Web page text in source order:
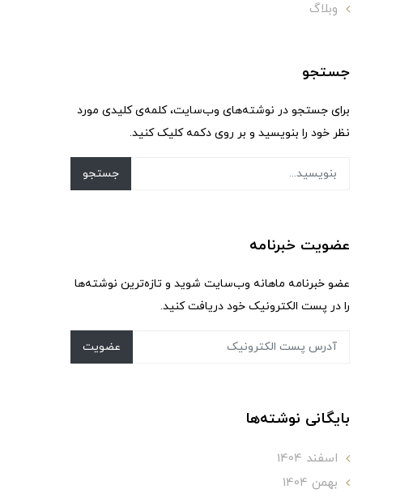
وبلاگ
جستجو
برای جستجو در نوشته‌های وب‌سایت، کلمه‌ی کلیدی مورد
نظر خود را بنویسید و بر روی دکمه کلیک کنید.
جستجو
عضویت خبرنامه
عضو خبرنامه ماهانه وب‌سایت شوید و تازه‌ترین نوشته‌ها
را در پست الکترونیک خود دریافت کنید.
عضویت
بایگانی نوشته‌ها
اسفند 1404
بهمن 1404